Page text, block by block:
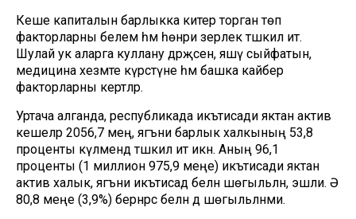
Кеше капиталын барлыкка китерә торган төп
факторларны белем һәм һөнәри әзерлек тәшкил итә.
Шулай ук аларга куллану дәрәҗәсен, яшәү сыйфатын,
медицина хезмәте күрсәтүне һәм башка кайбер
факторларны кертәләр.
Уртача алганда, республикада икътисади яктан актив
кешеләр 2056,7 мең, ягъни барлык халкының 53,8
проценты күләмендә тәшкил итә икән. Аның 96,1
проценты (1 миллион 975,9 меңе) икътисади яктан
актив халык, ягъни икътисад белән шөгыльләнә, эшли. Ә
80,8 меңе (3,9%) бернәрсә белән дә шөгыльләнми.